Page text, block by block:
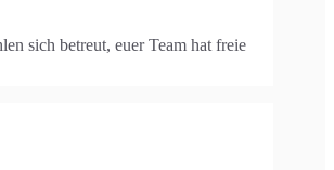
sich betreut, euer Team hat freie